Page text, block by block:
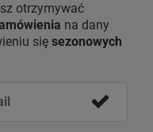
otrzymywać
na dany
się sezonowych